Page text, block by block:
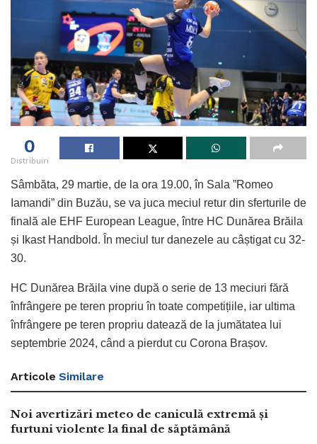
0
Distribuiri
Sâmbăta, 29 martie, de la ora 19.00, în Sala ”Romeo
Iamandi” din Buzău, se va juca meciul retur din sferturile de
finală ale EHF European League, între HC Dunărea Brăila
și Ikast Handbold. În meciul tur danezele au câștigat cu 32-
30.
HC Dunărea Brăila vine după o serie de 13 meciuri fără
înfrângere pe teren propriu în toate competițiile, iar ultima
înfrângere pe teren propriu datează de la jumătatea lui
septembrie 2024, când a pierdut cu Corona Brașov.
Articole Similare
Noi avertizări meteo de caniculă extremă și
furtuni violente la final de săptămână